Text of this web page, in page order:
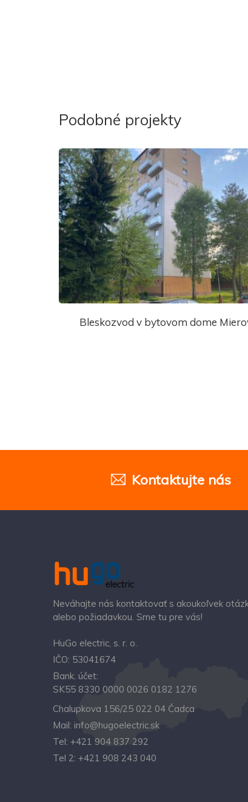
Podobné projekty
Bleskozvod v bytovom dome
Kontaktujte nás
Neváhajte nás kontaktovať s akoukoľvek
alebo požiadavkou. Sme tu pre vás!
HuGo electric, s. r. o.
IČO: 53041674
Bank. účet:
SK55 8330 0000 0026 0182 1276
Chalupkova 156/25 022 04 Čadca
Mail: info@hugoelectric.sk
Tel: +421 904 837 292‬
Tel 2: +421 908 243 040